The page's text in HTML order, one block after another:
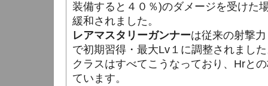
装備すると４０％)のダメージを受けた
緩和されました。
レアマスタリーガンナーは従来の射撃
で初期習得・最大Lv１に調整されまし
クラスはすべてこうなっており、Hrと
ています。